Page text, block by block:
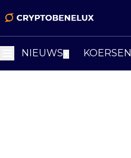
NIEUWS KOERSEN